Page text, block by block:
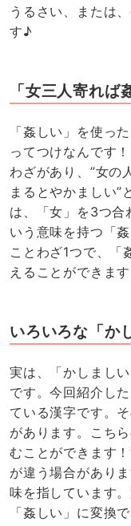
うるさい、または
す♪
「女三人寄れば
「姦しい」を使っ
ってつけなんです
わざがあり、”女の
まるとやかましい”
は、「女」を3つ合
いう意味を持つ「
ことわざ1つで、「
えることができま
いろいろな「か
実は、「かしまし
です。今回紹介し
ている漢字です。
があります。こち
むことができます
が違う場合があり
味を指しています
「姦しい」に変換